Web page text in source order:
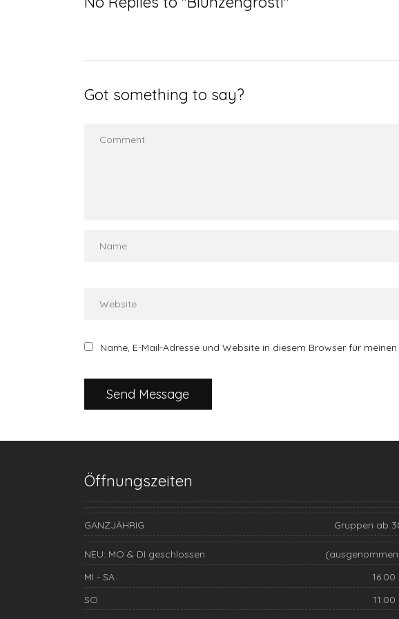
Got something to say?
Name, E-Mail-Adresse und Website in diesem Browser für
Öffnungszeiten
GANZJÄHRIG Gruppen ab
NEU: MO & DI geschlossen
MI - SA
SO